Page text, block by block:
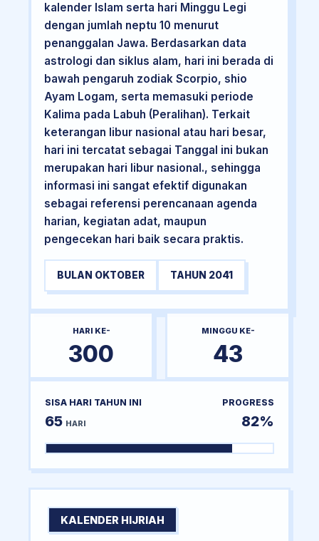
kalender Islam serta hari Minggu Legi
dengan jumlah neptu 10 menurut
penanggalan Jawa. Berdasarkan data
astrologi dan siklus alam, hari ini berada di
bawah pengaruh zodiak Scorpio, shio
Ayam Logam, serta memasuki periode
Kalima pada Labuh (Peralihan). Terkait
keterangan libur nasional atau hari besar,
hari ini tercatat sebagai Tanggal ini bukan
merupakan hari libur nasional., sehingga
informasi ini sangat efektif digunakan
sebagai referensi perencanaan agenda
harian, kegiatan adat, maupun
pengecekan hari baik secara praktis.
BULAN OKTOBER TAHUN 2041
HARI KE-
300
MINGGU KE-
43
SISA HARI TAHUN INI
65 HARI
PROGRESS
82%
KALENDER HIJRIAH